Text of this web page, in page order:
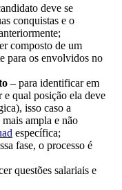
deve se
conquistas e o
composto de um
para os envolvidos no
– para identificar em
e qual posição ela deve
isso caso a
ampla e não
específica;
fase, o processo é
questões salariais e